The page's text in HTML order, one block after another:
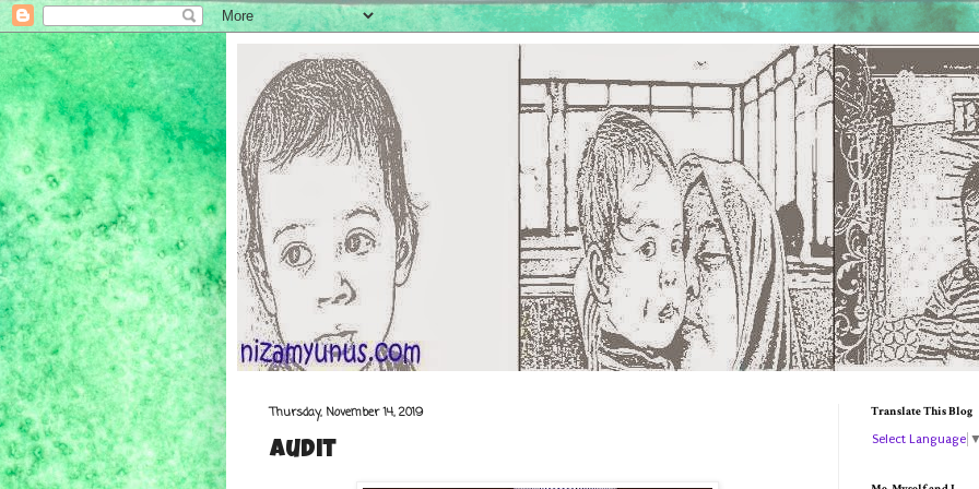
Thursday, November 14, 2019
Audit
Translate This Blog
Select Language